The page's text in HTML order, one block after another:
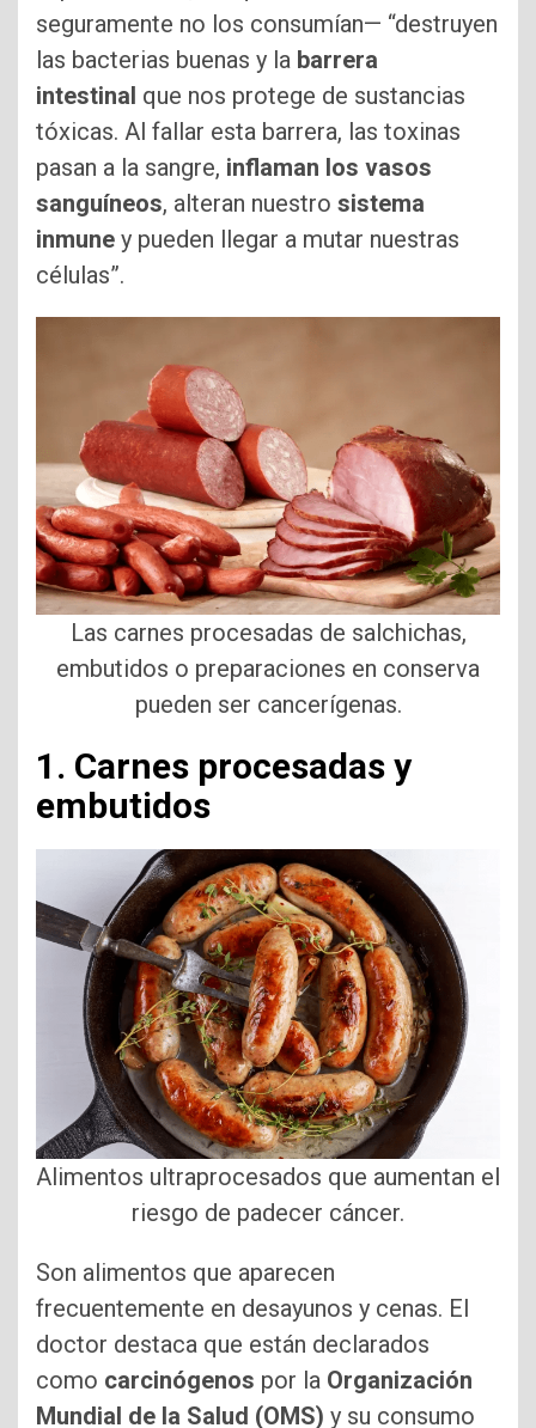
seguramente no los consumían— “destruyen
las bacterias buenas y la barrera
intestinal que nos protege de sustancias
tóxicas. Al fallar esta barrera, las toxinas
pasan a la sangre, inflaman los vasos
sanguíneos, alteran nuestro sistema
inmune y pueden llegar a mutar nuestras
células”.
Las carnes procesadas de salchichas,
embutidos o preparaciones en conserva
pueden ser cancerígenas.
1. Carnes procesadas y
embutidos
Alimentos ultraprocesados que aumentan el
riesgo de padecer cáncer.
Son alimentos que aparecen
frecuentemente en desayunos y cenas. El
doctor destaca que están declarados
como carcinógenos por la Organización
Mundial de la Salud (OMS) y su consumo